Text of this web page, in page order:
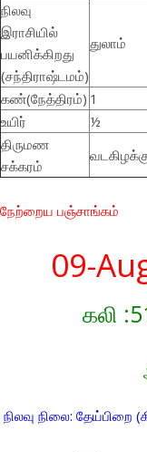
நிலவு
இராசியில்
பயனிக்கிறது
(சந்திராஷ்டமம்)
துலாம்
கண்(நேத்திரம்) 1
உயிர்
½
திருமண
சக்கரம்
நேற்றைய பஞ்சாங்கம்
09-
கலி
நிலவு நிலை: தேய்பிறை